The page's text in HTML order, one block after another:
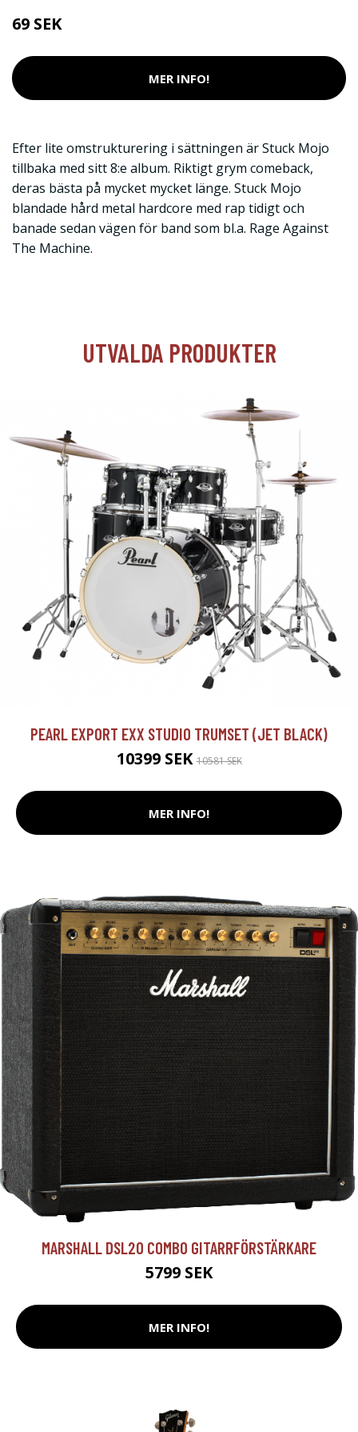
69 SEK
MER INFO!
Efter lite omstrukturering i sättningen är Stuck Mojo
tillbaka med sitt 8:e album. Riktigt grym comeback,
deras bästa på mycket mycket länge. Stuck Mojo
blandade hård metal hardcore med rap tidigt och
banade sedan vägen för band som bl.a. Rage Against
The Machine.
UTVALDA PRODUKTER
PEARL EXPORT EXX STUDIO TRUMSET (JET BLACK)
10399 SEK10581 SEK
MER INFO!
MARSHALL DSL20 COMBO GITARRFÖRSTÄRKARE
5799 SEK
MER INFO!